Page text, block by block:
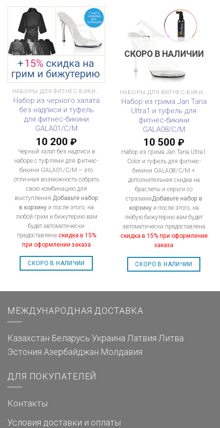
НАБОРЫ ДЛЯ ФИТНЕС-БИКИНИ
Набор из черного халата
без надписи и туфель
для фитнес-бикини
GALA01/C/M
10 200 ₽
Черный халат без надписи в
наборе с туфлями для фитнес-
бикини GALA01/C/M – это
отличная возможность собрать
свою комбинацию для
выступления.Добавьте набор
в корзинуи после этого, на
любой грим и бижутерию вам
будет автоматически
предоставлена скидка в 15%
при оформлении заказа
СКОРО В НАЛИЧИИ
СКОРО В НАЛИЧИИ
Набор из грима Jan Tana
Ultra1 и туфель для
фитнес-бикини
GALA08/C/M
10 500 ₽
Набор из грима Jan Tana Ultra1
Color и туфель для фитнес-
бикини GALA08/C/M +
дополнительная скидка на
браслеты и серьги со
стразамиДобавьте набор в
корзинуи после этого, на
любую бижутерию вам будет
автоматически предоставлена
скидка в 15% при оформлении
заказа
СКОРО В НАЛИЧИИ
МЕЖДУНАРОДНАЯ ДОСТАВКА
Казахстан Беларусь Украина Латвия Литва
Эстония Азербайджан Молдавия
ДЛЯ ПОКУПАТЕЛЕЙ
Контакты
Условия доставки и оплаты